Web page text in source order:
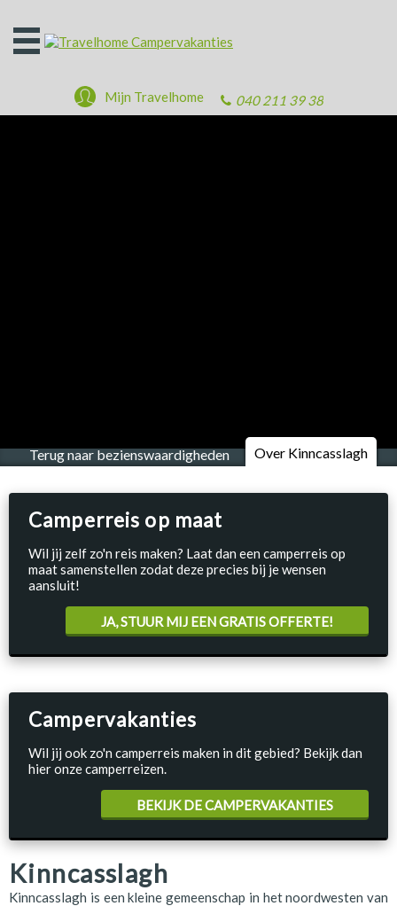
Open
het
040 211 39 38
Mijn Travelhome
Terug naar bezienswaardigheden Over Kinncasslagh
Kinncasslagh
Kinncasslagh is een kleine gemeenschap in het noordwesten van
Camperreis op maat
Wil jij zelf zo'n reis maken? Laat dan een camperreis op
maat samenstellen zodat deze precies bij je wensen
aansluit!
JA, STUUR MIJ EEN GRATIS OFFERTE!
Campervakanties
Wil jij ook zo'n camperreis maken in dit gebied? Bekijk dan
hier onze camperreizen.
BEKIJK DE CAMPERVAKANTIES